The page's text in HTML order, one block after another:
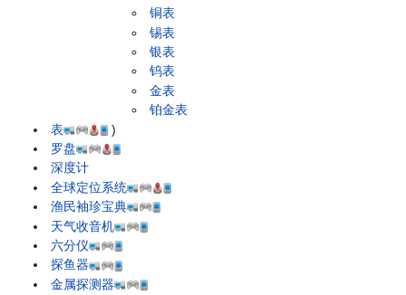
表
铜表
锡表
银表
钨表
金表
铂金表
)
罗盘
深度计
全球定位系统
渔民袖珍宝典
天气收音机
六分仪
探鱼器
金属探测器